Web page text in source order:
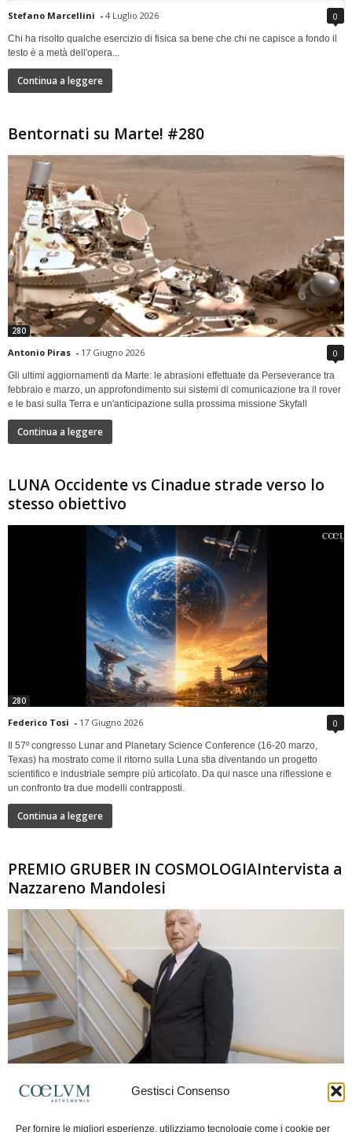
Gestisci Consenso
Per fornire le migliori esperienze, utilizziamo tecnologie come i cookie per
Stefano Marcellini - 4 Luglio 2026 0
Chi ha risolto qualche esercizio di fisica sa bene che chi ne capisce a fondo il
testo è a metà dell'opera...
Continua a leggere
Bentornati su Marte! #280
280
Antonio Piras - 17 Giugno 2026 0
Gli ultimi aggiornamenti da Marte: le abrasioni effettuate da Perseverance tra
febbraio e marzo, un approfondimento sui sistemi di comunicazione tra il rover
e le basi sulla Terra e un'anticipazione sulla prossima missione Skyfall
Continua a leggere
LUNA Occidente vs Cinadue strade verso lo
stesso obiettivo
280
Federico Tosi - 17 Giugno 2026 0
Il 57º congresso Lunar and Planetary Science Conference (16-20 marzo,
Texas) ha mostrato come il ritorno sulla Luna stia diventando un progetto
scientifico e industriale sempre più articolato. Da qui nasce una riflessione e
un confronto tra due modelli contrapposti.
Continua a leggere
PREMIO GRUBER IN COSMOLOGIAIntervista a
Nazzareno Mandolesi
280
Frida Paolella
Intervista al professor Nazzareno Mandolesi, tra i protagonisti della cosmologia